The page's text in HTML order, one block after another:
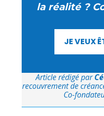
la réalité ?
JE VEUX
Article rédigé par
recouvrement de
Co-